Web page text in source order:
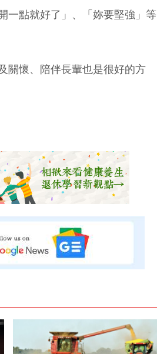
一點就好了」、「妳要堅強」等
關懷、陪伴長輩也是很好的方